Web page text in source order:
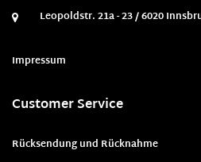
Leopoldstr. 21a - 23 / 6020
Impressum
Customer Service
Rücksendung und Rücknahme